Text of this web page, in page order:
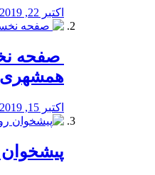
اکتبر 22, 2019
صفحه
همشهری
اکتبر 15, 2019